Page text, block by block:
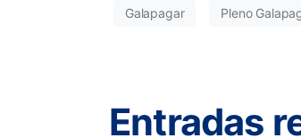
Galapagar Pleno
Entradas